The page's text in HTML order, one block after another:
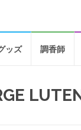
ッズ 調香師